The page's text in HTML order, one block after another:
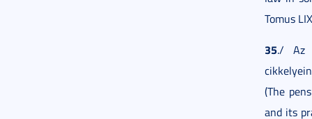
Tomus
35./ Az
(The
and its